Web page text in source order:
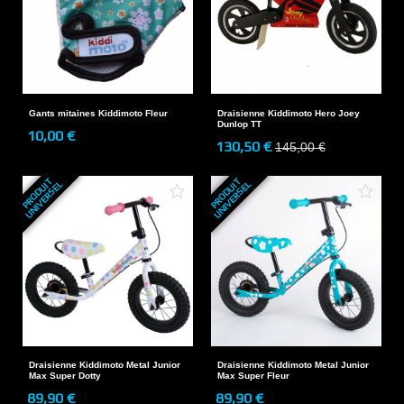
Gants mitaines Kiddimoto Fleur
10,00 €
Draisienne Kiddimoto Hero Joey
Dunlop TT
130,50 €145,00 €
P
R
O
D
U
I
T
U
N
I
V
E
R
S
E
L
Draisienne Kiddimoto Metal Junior
Max Super Dotty
89,90 €
P
R
O
D
U
I
T
U
N
I
V
E
R
S
E
L
Draisienne Kiddimoto Metal Junior
Max Super Fleur
89,90 €